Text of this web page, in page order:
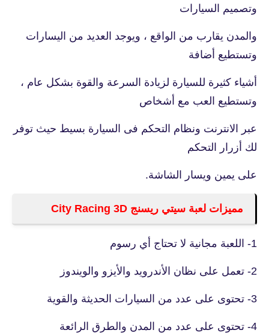
وتصميم السيارات
والمدن يقارب من الواقع ، ويوجد العديد من اليسارات
وتستطيع أضافة
أشياء كثيرة للسيارة لزيادة السرعة والقوة بشكل عام ،
وتستطيع العب مع أشخاص
عبر الانترنت ونظام التحكم فى السيارة بسيط حيث توفر
لك أزرار التحكم
على يمين ويسار الشاشة.
مميزات لعبة سيتي ريسنج City Racing 3D
1- اللعبة مجانية لا تحتاج أي رسوم
2- تعمل على نظان الأندرويد والأيزو والويندوز
3- تحتوى على عدد من السيارات الحديثة والقوية
4- تحتوى على عدد من المدن والطرق الرائعة